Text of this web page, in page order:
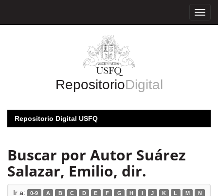
RepositorioDigital
Repositorio Digital USFQ
Buscar por Autor Suárez
Salazar, Emilio, dir.
Ir a: 0-9 A B C D E F G H I J K L M
N